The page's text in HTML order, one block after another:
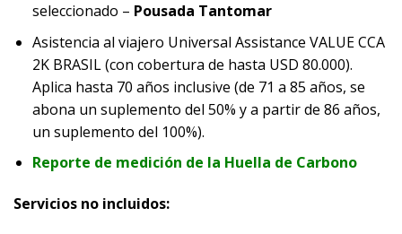
seleccionado – Pousada Tantomar
Asistencia al viajero Universal Assistance VALUE CCA
2K BRASIL (con cobertura de hasta USD 80.000).
Aplica hasta 70 años inclusive (de 71 a 85 años, se
abona un suplemento del 50% y a partir de 86 años,
un suplemento del 100%).
Reporte de medición de la Huella de Carbono
Servicios no incluidos: